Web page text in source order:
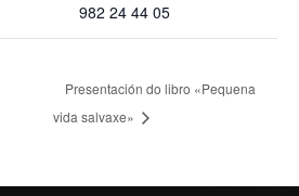
982 24 44 05
Presentación do libro «Pequena
vida salvaxe»